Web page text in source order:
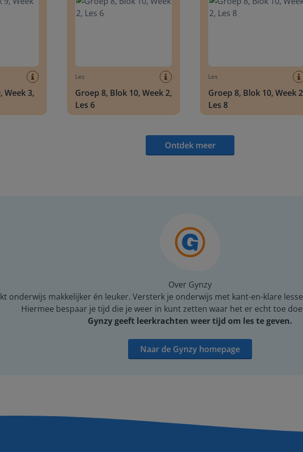
Week 3,
Les
Groep 8, Blok 10, Week 2,
Les 6
Les
Groep 8, Blok 10, Week
Les 8
Ontdek meer
Over Gynzy
onderwijs makkelijker én leuker. Versterk je onderwijs met kant-en-klare
Hiermee bespaar je tijd die je weer in kunt zetten waar het er echt toe
Gynzy geeft leerkrachten weer tijd om les te geven.
Naar de Gynzy homepage